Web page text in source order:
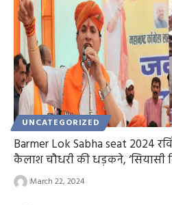
UNCATEGORIZED
Barmer Lok Sabha seat 2024
कैलाश चौधरी की धड़कने, ‘सियासी
March 22, 2024